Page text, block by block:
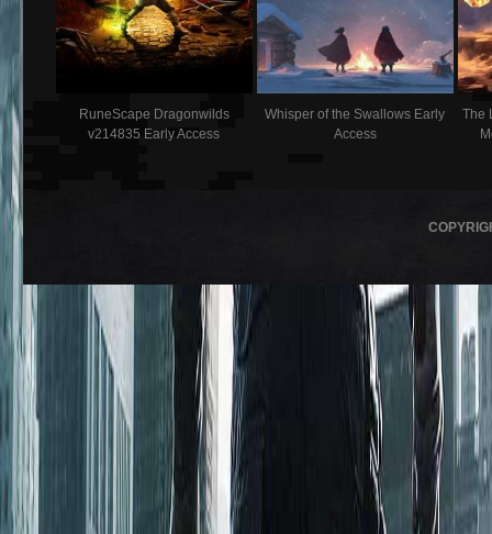
RuneScape Dragonwilds
v214835 Early Access
Whisper of the Swallows Early
Access
The